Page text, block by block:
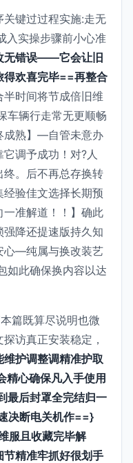
键过过程实施:走无
入实操步骤前小心准
无错误——它会让旧
得欢喜完毕==再整合
半时间将节成倍旧维
车辆行走常无更顺畅
成熟】—自管未意办
调予成功！对?人
终。后不再总存换转
验佳文选择长期预
准解道！！】确此
降还提速版持久知
心—纯属与换改装艺
如此确保换内容以达
篇既算尽说明也微
访真正安装稳定，
护调整调精准护取
精心确保凡入手使用
最后封罩全完结归一
决断电关机作==}
服且收藏完毕解
精准牢抓好很划手